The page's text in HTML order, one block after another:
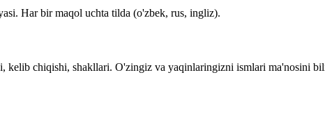
Har bir maqol uchta tilda (o'zbek, rus, ingliz).
kelib chiqishi, shakllari. O'zingiz va yaqinlaringizni ismlari ma'nosini